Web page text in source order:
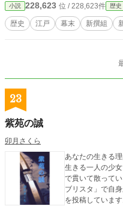
小説 228,623 位 / 228,623件 歴
歴史 江戸 幕末 新撰組
23
紫苑の誠
卯月さくら
あなたの生きる
生きる一人の少
で貫いて散っていった幕
ブリスタ」で自
を投稿しています